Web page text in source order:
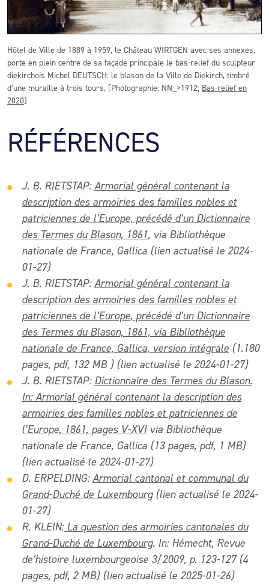
Hôtel de Ville de 1889 à 1959, le Château WIRTGEN avec ses annexes,
porte en plein centre de sa façade principale le bas-relief du sculpteur
diekirchois Michel DEUTSCH: le blason de la Ville de Diekirch, timbré
d’une muraille à trois tours. [Photographie: NN_>1912; Bas-relief en
2020]
RÉFÉRENCES
J. B. RIETSTAP:Armorial général contenant la
description des armoiries des familles nobles et
patriciennes de l’Europe, précédé d’un Dictionnaire
des Termes du Blason, 1861, via Bibliothèque
nationale de France, Gallica (lien actualisé le 2024-
01-27)
J. B. RIETSTAP:Armorial général contenant la
description des armoiries des familles nobles et
patriciennes de l’Europe, précédé d’un Dictionnaire
des Termes du Blason, 1861, via Bibliothèque
nationale de France, Gallica, version intégrale (1.180
pages, pdf, 132 MB ) (lien actualisé le 2024-01-27)
J. B. RIETSTAP: Dictionnaire des Termes du Blason.
In: Armorial général contenant la description des
armoiries des familles nobles et patriciennes de
l’Europe, 1861, pages V-XVIvia Bibliothèque
nationale de France, Gallica (13 pages, pdf, 1 MB)
(lien actualisé le 2024-01-27)
D. ERPELDING:Armorial cantonal et communal du
Grand-Duché de Luxembourg(lien actualisé le 2024-
01-27)
R. KLEIN:La question des armoiries cantonales du
Grand-Duché de Luxembourg. In: Hémecht, Revue
de’histoire luxembourgeoise 3/2009, p. 123-127 (4
pages, pdf, 2 MB) (lien actualisé le 2025-01-26)